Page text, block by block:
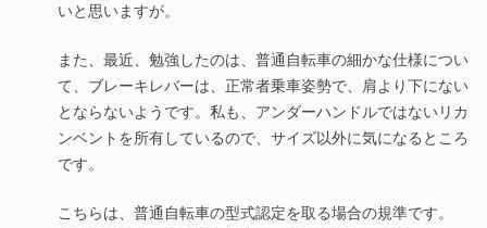
いと思いますが。
また、最近、勉強したのは、普通自転車の細かな仕様につい
て、ブレーキレバーは、正常者乗車姿勢で、肩より下にない
とならないようです。私も、アンダーハンドルではないリカ
ンベントを所有しているので、サイズ以外に気になるところ
です。
こちらは、普通自転車の型式認定を取る場合の規準です。